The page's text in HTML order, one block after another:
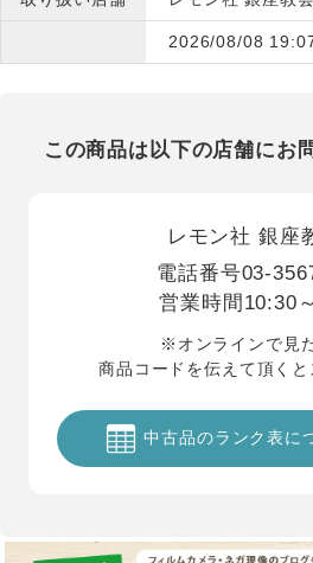
2026/08/08
この商品は以下の店舗にお
レモン社 銀座
電話番号03-
営業時間 10:30
※オンラインで見
商品コードを伝えて頂くと
中古品のランク表に